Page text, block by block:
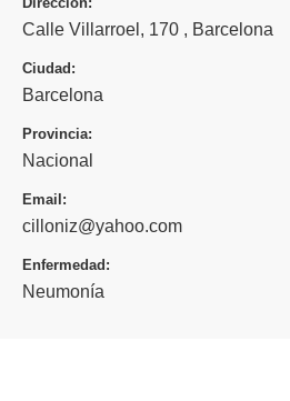
Calle Villarroel, 170 , Barcelona
Ciudad:
Barcelona
Provincia:
Nacional
Email:
cilloniz@yahoo.com
Enfermedad:
Neumonía